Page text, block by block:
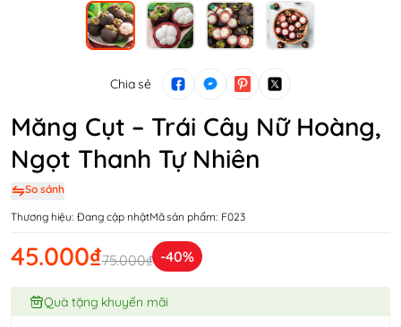
Chia sẻ
Măng Cụt – Trái Cây Nữ Hoàng,
Ngọt Thanh Tự Nhiên
So sánh
Thương hiệu: Đang cập nhậtMã sản phẩm: F023
45.000₫75.000₫ -40%
Quà tặng khuyến mãi